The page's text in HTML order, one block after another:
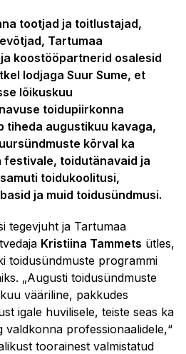
tootjad ja toitlustajad,
Tartumaa
koostööpartnerid osalesid
lodjaga Suur Sume, et
lõikuskuu
toidupiirkonna
tiheda augustikuu kavaga,
kõrval ka
festivale, toidutänavaid ja
toidukoolitusi,
ja muid toidusündmusi.
tegevjuht ja Tartumaa
Kristiina Tammets ütles,
toidusündmuste programmi
„Augusti toidusündmuste
vääriline, pakkudes
igale huvilisele, teiste seas ka
valdkonna professionaalidele,“
toorainest valmistatud